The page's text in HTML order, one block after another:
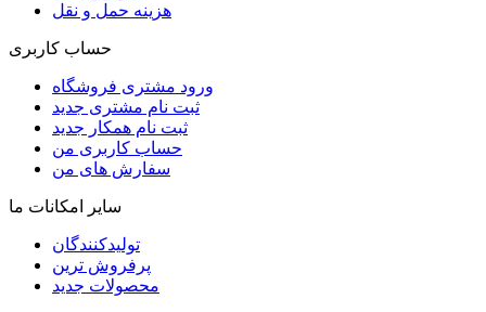
هزینه حمل و نقل
حساب کاربری
ورود مشتری فروشگاه
ثبت نام مشتری جدید
ثبت نام همکار جدید
حساب کاربری من
سفارش های من
سایر امکانات ما
تولیدکنندگان
پرفروش ترین
محصولات جدید